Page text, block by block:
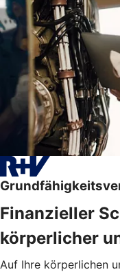
Finanzieller
körperlicher
Auf Ihre körperlichen